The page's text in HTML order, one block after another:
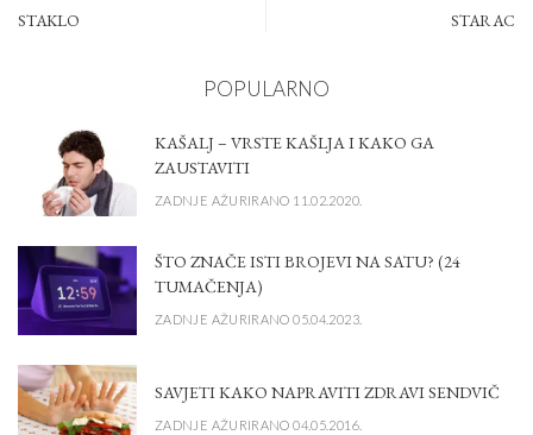
STAKLO STARAC
POPULARNO
KAŠALJ – VRSTE KAŠLJA I KAKO GA
ZAUSTAVITI
ZADNJE AŽURIRANO 11.02.2020.
ŠTO ZNAČE ISTI BROJEVI NA SATU? (24
TUMAČENJA)
ZADNJE AŽURIRANO 05.04.2023.
SAVJETI KAKO NAPRAVITI ZDRAVI SENDVIČ
ZADNJE AŽURIRANO 04.05.2016.